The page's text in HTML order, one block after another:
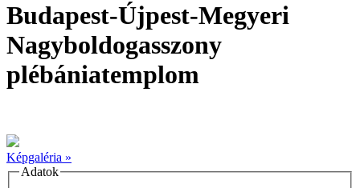
Budapest-Újpest-Megyeri
Nagyboldogasszony
plébániatemplom
Képgaléria »
Adatok